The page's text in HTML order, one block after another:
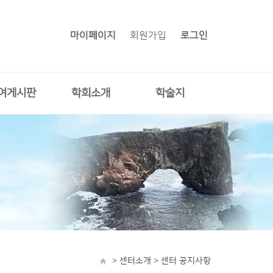
마이페이지 회원가입 로그인
게시판 학회소개 학술지
> 센터소개 > 센터 공지사항